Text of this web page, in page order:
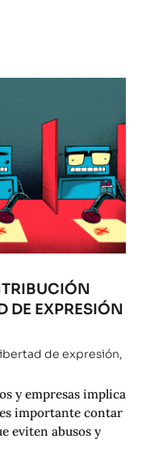
DE EXPRESIÓN
de expresión,
y empresas implica
importante contar
eviten abusos y